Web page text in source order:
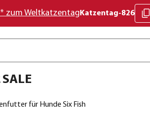
zum Weltkatzentag Katzentag-826
SALE
für Hunde Six Fish